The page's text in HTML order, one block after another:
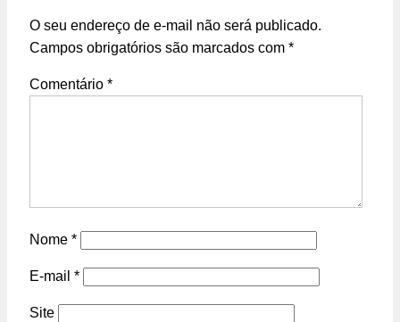
O seu endereço de e-mail não será publicado.
Campos obrigatórios são marcados com *
Comentário *
Nome *
E-mail *
Site